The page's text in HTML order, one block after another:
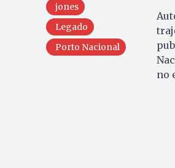
jones
Legado
Porto Nacional
no